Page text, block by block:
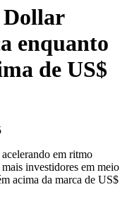
Dollar
enquanto
de US$
em ritmo
investidores em meio
acima da marca de US$